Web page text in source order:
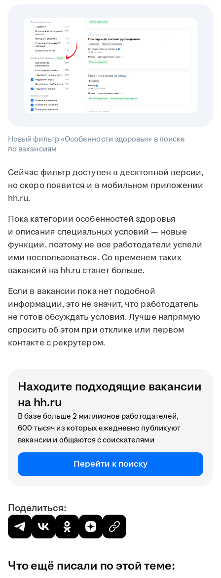
Новый фильтр «Особенности здоровья» в поиске
по вакансиям
Сейчас фильтр доступен в десктопной версии,
но скоро появится и в мобильном приложении
hh.ru.
Пока категории особенностей здоровья
и описания специальных условий — новые
функции, поэтому не все работодатели успели
ими воспользоваться. Со временем таких
вакансий на hh.ru станет больше.
Если в вакансии пока нет подобной
информации, это не значит, что работодатель
не готов обсуждать условия. Лучше напрямую
спросить об этом при отклике или первом
контакте с рекрутером.
Находите подходящие вакансии
на hh.ru
В базе больше 2 миллионов работодателей,
600 тысяч из которых ежедневно публикуют
вакансии и общаются с соискателями
Перейти к поиску
Поделиться:
Что ещё писали по этой теме: